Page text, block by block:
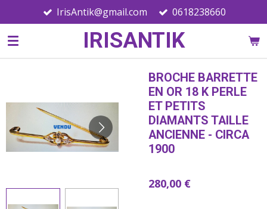
au
contenu
IRISANTIK
IrisAntik@gmail.com 0618238660
BROCHE BARRETTE
EN OR 18 K PERLE
ET PETITS
DIAMANTS TAILLE
ANCIENNE - CIRCA
1900
280,00 €